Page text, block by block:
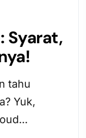
Syarat,
tahu
Yuk,